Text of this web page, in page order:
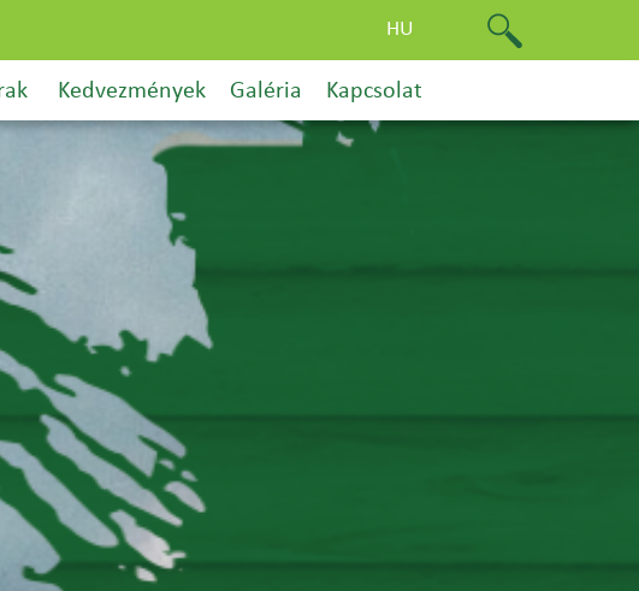
HU
Kedvezmények Galéria Kapcsolat